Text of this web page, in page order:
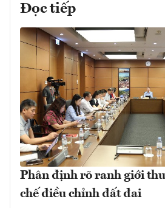
Đọc tiếp
Phân định rõ ranh giới
chế điều chỉnh đất đai